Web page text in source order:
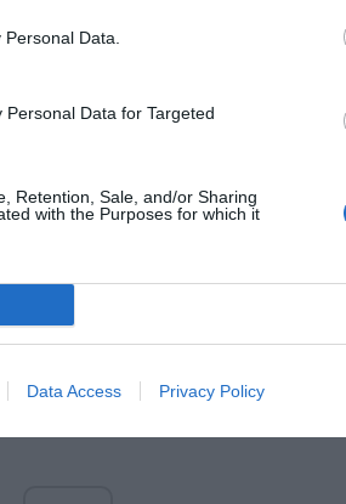
Data.
Data for Targeted
Retention, Sale, and/or Sharing
with the Purposes for which it
Data Access Privacy Policy